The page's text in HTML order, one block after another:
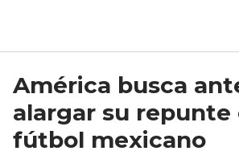
América busca
alargar su repunte
fútbol mexicano